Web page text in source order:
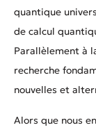
quantique
de calcul
Parallèlement à
recherche
nouvelles et
Alors que nous